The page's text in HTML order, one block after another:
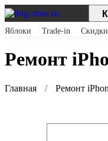
Яблоки
Trade-in Скидки
Ремонт
Главная
Ремонт